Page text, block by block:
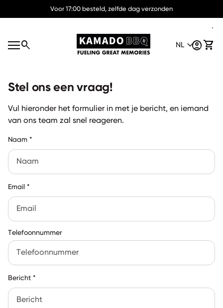
Voor 17:00 besteld, zelfde dag verzonden
Mobiele navigatie
search Home
NL expand_moreAccount
account_circle Mijn
shopping_cart
S
h
Account
account_circle0
Stel ons een vraag!
Vul hieronder het formulier in met je bericht, en iemand
van ons team zal snel reageren.
Naam *
Email *
Telefoonnummer
Bericht *